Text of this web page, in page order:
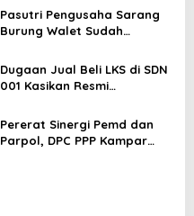
Pasutri Pengusaha Sarang
Burung Walet Sudah
Pelapor Desak Polda Jambi
Segera Lakukan Penahanan
Dugaan Jual Beli LKS di SDN
001 Kasikan Resmi
Kampar, Pemred – Pimum
Metroterkini.id Desak Usut
Kasus Ini
Pererat Sinergi Pemd dan
Parpol, DPC PPP Kampar